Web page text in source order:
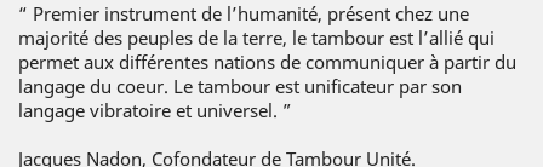
“ Premier instrument de l’humanité, présent chez une
majorité des peuples de la terre, le tambour est l’allié qui
permet aux différentes nations de communiquer à partir du
langage du coeur. Le tambour est unificateur par son
langage vibratoire et universel. ”
Jacques Nadon, Cofondateur de Tambour Unité.